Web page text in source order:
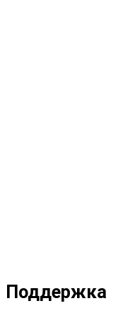
Поддержка